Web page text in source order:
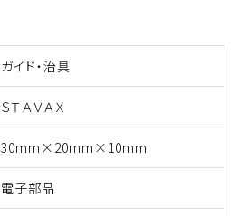
ガイド・治具
ＳＴＡＶＡＸ
30mm×20mm×10mm
電子部品